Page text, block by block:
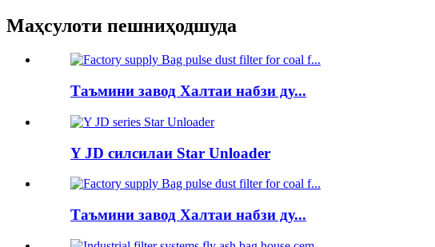
Маҳсулоти пешниҳодшуда
Таъмини завод Халтаи набзи ду...
Y JD силсилаи Star Unloader
Таъмини завод Халтаи набзи ду...